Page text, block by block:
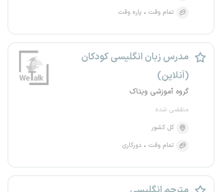
تمام وقت
پاره وقت
مدرس زبان انگلیسی کودکان
(آنلاین)
گروه آموزشی ویتاک
منقضی شده
کل کشور
تمام وقت
دورکاری